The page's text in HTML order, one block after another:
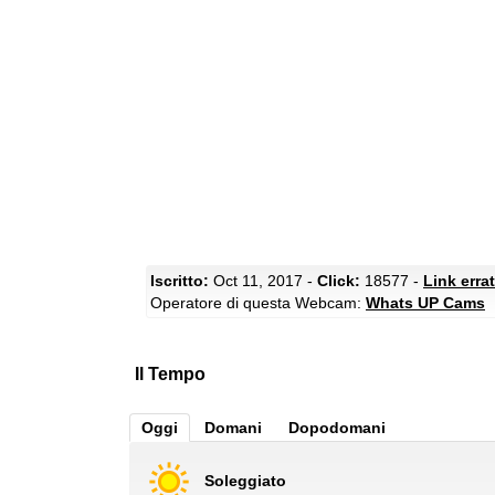
Iscritto: Oct 11, 2017 - Click: 18577 - Link
Operatore di questa Webcam: Whats UP Cams
Il Tempo
Oggi Domani Dopodomani
Soleggiato